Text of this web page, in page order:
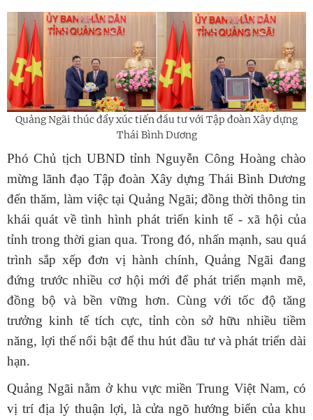
Quảng Ngãi thúc đẩy xúc tiến đầu tư với Tập đoàn Xây dựng
Thái Bình Dương
Phó Chủ tịch UBND tỉnh Nguyễn Công Hoàng chào
mừng lãnh đạo Tập đoàn Xây dựng Thái Bình Dương
đến thăm, làm việc tại Quảng Ngãi; đồng thời thông tin
khái quát về tình hình phát triển kinh tế - xã hội của
tỉnh trong thời gian qua. Trong đó, nhấn mạnh, sau quá
trình sắp xếp đơn vị hành chính, Quảng Ngãi đang
đứng trước nhiều cơ hội mới để phát triển mạnh mẽ,
đồng bộ và bền vững hơn. Cùng với tốc độ tăng
trưởng kinh tế tích cực, tỉnh còn sở hữu nhiều tiềm
năng, lợi thế nổi bật để thu hút đầu tư và phát triển dài
hạn.
Quảng Ngãi nằm ở khu vực miền Trung Việt Nam, có
vị trí địa lý thuận lợi, là cửa ngõ hướng biển của khu